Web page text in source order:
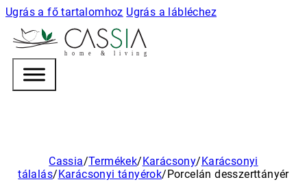
Ugrás a fő tartalomhoz Ugrás a lábléchez
h o m e & l i v i n g
Cassia/Termékek/Karácsony/Karácsonyi
tálalás/Karácsonyi tányérok/Porcelán desszerttányér